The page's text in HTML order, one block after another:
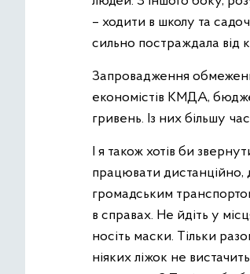
– ходити в школу та
сильно постраждала від
Запровадження
економістів КМДА,
гривень. Із них більшу
І я також хотів би
працювати дистанційно,
громадським
в справах. Не йдіть у
носіть маски. Тільки
ніяких ліжок не